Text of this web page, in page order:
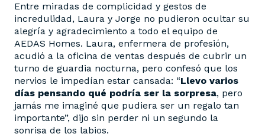
Entre miradas de complicidad y gestos de
incredulidad, Laura y Jorge no pudieron ocultar su
alegría y agradecimiento a todo el equipo de
AEDAS Homes. Laura, enfermera de profesión,
acudió a la oficina de ventas después de cubrir un
turno de guardia nocturna, pero confesó que los
nervios le impedían estar cansada: “Llevo varios
días pensando qué podría ser la sorpresa, pero
jamás me imaginé que pudiera ser un regalo tan
importante”, dijo sin perder ni un segundo la
sonrisa de los labios.